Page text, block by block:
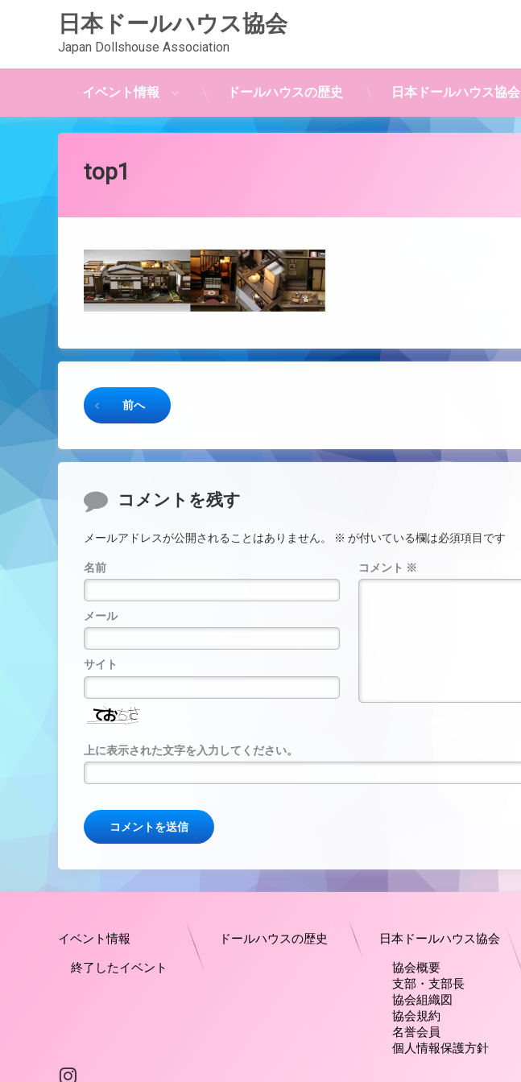
コ
日本ドールハウス協会
Japan Dollshouse Association
イベント情報 ドールハウスの歴史 日本ドールハウス協会
top1
続きを読む
前へ
コメントコメントを残す
メールアドレスが公開されることはありません。 ※ が付いている欄は必須項目です
コメント ※
名前
メール
サイト
上に表示された文字を入力してください。
イベント情報
終了したイベント
ドールハウスの歴史
日本ドールハウス協会
協会概要
支部・支部長
協会組織図
協会規約
名誉会員
個人情報保護方針